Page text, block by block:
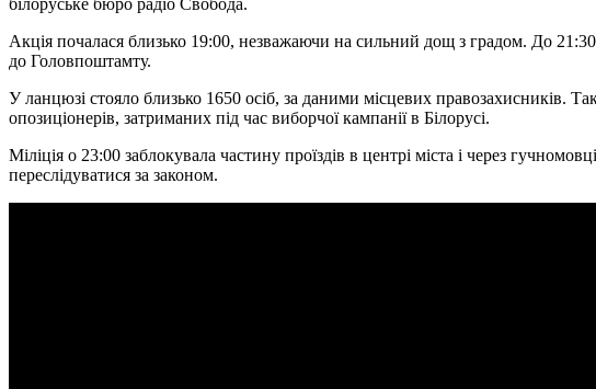
Акція почалася близько 19:00, незважаючи на сильний дощ з градом. До
до Головпоштамту.
У ланцюзі стояло близько 1650 осіб, за даними місцевих
опозиціонерів, затриманих під час виборчої кампанії в Білорусі.
Міліція о 23:00 заблокувала частину проїздів в центрі міста і через
переслідуватися за законом.